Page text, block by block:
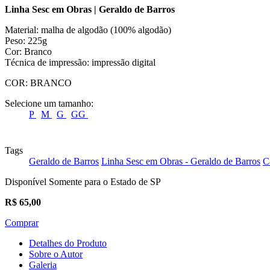
Linha Sesc em Obras | Geraldo de Barros
Material: malha de algodão (100% algodão)
Peso: 225g
Cor: Branco
Técnica de impressão: impressão digital
COR: BRANCO
Selecione um tamanho:
P
M G GG
Tags
Geraldo de Barros Linha Sesc em Obras - Geraldo de Barros
Disponível Somente para o Estado de SP
R$ 65,00
Comprar
Detalhes do Produto
Sobre o Autor
Galeria